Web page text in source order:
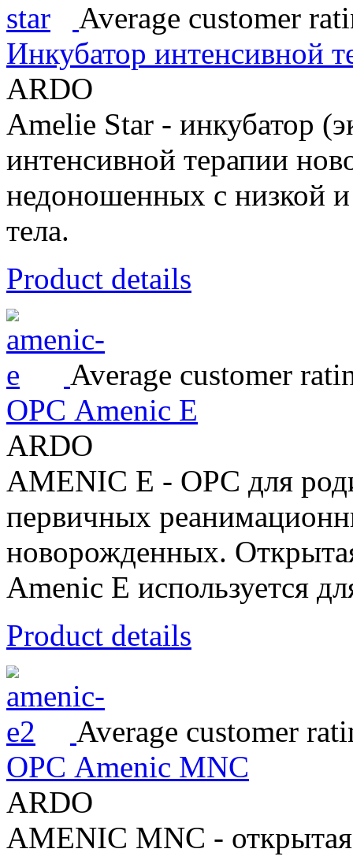
Average customer
Инкубатор интенсивной
ARDO
Amelie Star - инкубатор
интенсивной терапии
недоношенных с низкой
тела.
Product details
Average customer
ОРС Amenic E
ARDO
AMENIC E - ОРС для
первичных
новорожденных.
Amenic E используется
Product details
Average customer
ОРС Amenic MNC
ARDO
AMENIC MNC -